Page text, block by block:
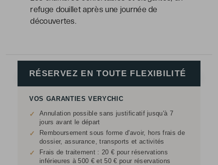
refuge douillet après une journée de
découvertes.
RÉSERVEZ EN TOUTE FLEXIBILITÉ
VOS GARANTIES VERYCHIC
✓
Annulation possible sans justificatif jusqu'à 7
jours avant le départ
✓
Remboursement sous forme d'avoir, hors frais de
dossier, assurance, transports et activités
✓
Frais de traitement : 20 € pour réservations
inférieures à 500 € et 50 € pour réservations